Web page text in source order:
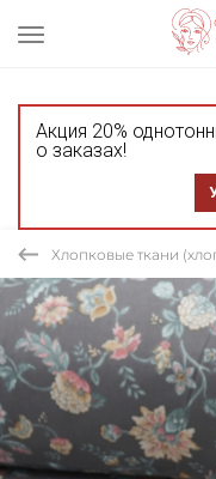
Акция 20%
о заказах!
Хлопковые ткани